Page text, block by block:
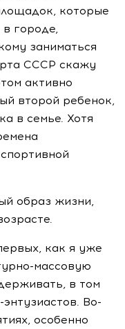
которые
городе,
заниматься
СССР скажу
активно
второй ребенок,
в семье. Хотя
образ жизни,
как я уже
массовую
в том
Во-
особенно